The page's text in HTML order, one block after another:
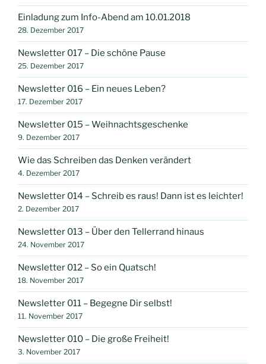
Einladung zum Info-Abend am 10.01.2018
28. Dezember 2017
Newsletter 017 – Die schöne Pause
25. Dezember 2017
Newsletter 016 – Ein neues Leben?
17. Dezember 2017
Newsletter 015 – Weihnachtsgeschenke
9. Dezember 2017
Wie das Schreiben das Denken verändert
4. Dezember 2017
Newsletter 014 – Schreib es raus! Dann ist es leichter!
2. Dezember 2017
Newsletter 013 – Über den Tellerrand hinaus
24. November 2017
Newsletter 012 – So ein Quatsch!
18. November 2017
Newsletter 011 – Begegne Dir selbst!
11. November 2017
Newsletter 010 – Die große Freiheit!
3. November 2017